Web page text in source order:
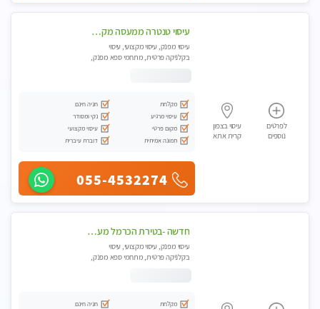
לפרטים
נוספים
עיסוי בצפון
קרית אתא
עיסוי טנטרה ממעסה מקצועית חוויה מעולם אחר שכל אחד צריך לנסות ללא מין !!!
עיסוי מפנק, עיסוי מקצועי, עיסוי
בקלניקה פרטית, מתחמי ספא מפנק,
מקלחת
חניה חינם
עיסוי מרגיע
נקי ומסודר
מקום פרטי
עיסוי מקצועי
תמונה אמיתית
דוברת עיברית
055-4532274
חדשה -בטירת הכרמל מעסה איכותית מפנקת ומקצועית עיסוי חלומי ..... בקריות
עיסוי מפנק, עיסוי מקצועי, עיסוי
בקלניקה פרטית, מתחמי ספא מפנק,
מקלחת
חניה חינם